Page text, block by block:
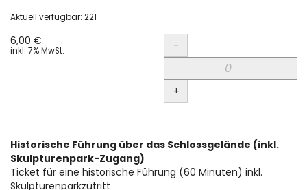
Aktuell verfügbar: 221
6,00 €
inkl. 7% MwSt. Menge
-
+
Historische Führung über das Schlossgelände (inkl.
Skulpturenpark-Zugang)
Ticket für eine historische Führung (60 Minuten) inkl.
Skulpturenparkzutritt